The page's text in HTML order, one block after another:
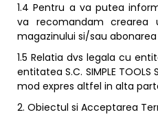
1.4 Pentru a va putea
va recomandam
magazinului si/sau
1.5 Relatia dvs legala cu
entitatea S.C. SIMPLE
mod expres altfel in alta
2. Obiectul si Acceptarea